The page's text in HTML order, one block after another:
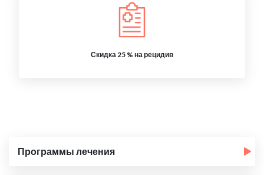
Скидка 25 % на рецидив
Программы лечения